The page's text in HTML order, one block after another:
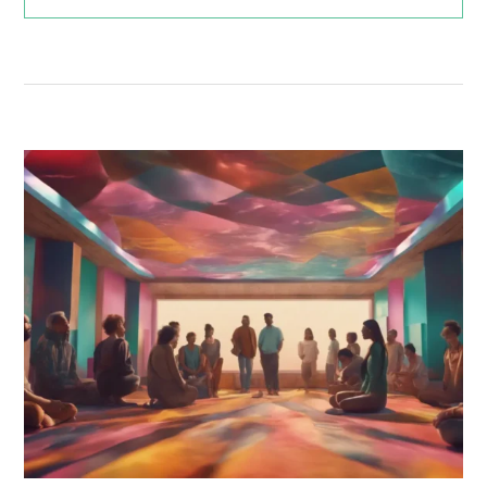
MENG
PRAKTIS
MENINGKATKAN
KUALITAS
GAMBAR